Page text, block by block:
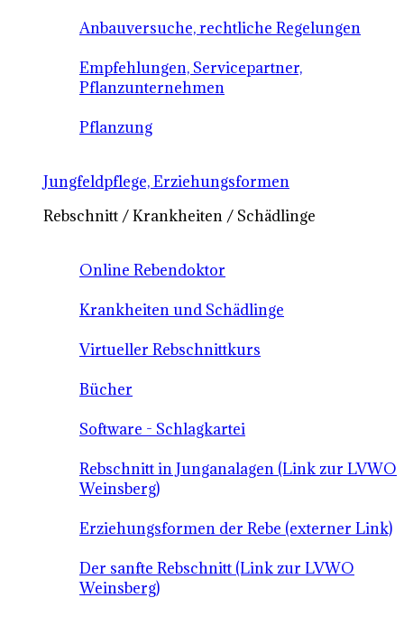
Anbauversuche, rechtliche Regelungen
Empfehlungen, Servicepartner,
Pflanzunternehmen
Pflanzung
Jungfeldpflege, Erziehungsformen
Rebschnitt / Krankheiten / Schädlinge
Online Rebendoktor
Krankheiten und Schädlinge
Virtueller Rebschnittkurs
Bücher
Software - Schlagkartei
Rebschnitt in Junganalagen (Link zur LVWO
Weinsberg)
Erziehungsformen der Rebe (externer Link)
Der sanfte Rebschnitt (Link zur LVWO
Weinsberg)